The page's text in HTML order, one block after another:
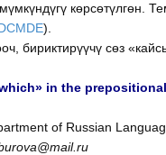
көрсөтүлгөн.
).
бириктирүүчү сөз
in the
of Russian